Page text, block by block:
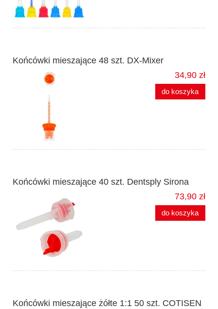
Końcówki mieszające 48 szt. DX-Mixer
34,90 zł
do koszyka
Końcówki mieszające 40 szt. Dentsply Sirona
73,90 zł
do koszyka
Końcówki mieszające żółte 1:1 50 szt. COTISEN